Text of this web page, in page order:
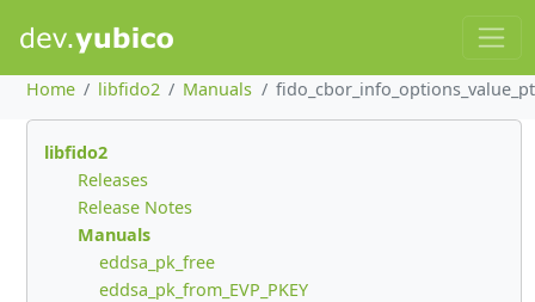
Home libfido2 Manuals
libfido2
Releases
Release Notes
Manuals
eddsa_pk_free
eddsa_pk_from_EVP_PKEY